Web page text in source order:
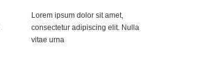
Lorem ipsum dolor sit amet,
consectetur adipiscing elit. Nulla
vitae urna